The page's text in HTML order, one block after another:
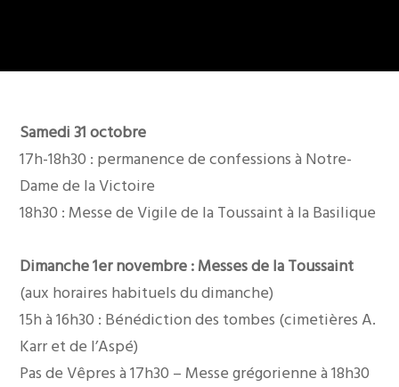
Samedi 31 octobre
17h-18h30 : permanence de confessions à Notre-
Dame de la Victoire
18h30 : Messe de Vigile de la Toussaint à la Basilique
Dimanche 1er novembre : Messes de la Toussaint
(aux horaires habituels du dimanche)
15h à 16h30 : Bénédiction des tombes (cimetières A.
Karr et de l’Aspé)
Pas de Vêpres à 17h30 – Messe grégorienne à 18h30